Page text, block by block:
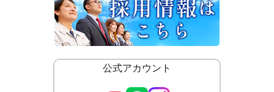
公式アカウント